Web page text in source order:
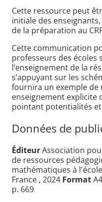
Cette ressource peut
initiale des
de la préparation au
Cette communication
professeurs des écoles
l’enseignement de la
s’appuyant sur les
fournira un exemple de
enseignement explicite
pointant potentialités
Données de
ÉditeurAssociation
de ressources
mathématiques à l'école
France , 2024 Format
p. 669